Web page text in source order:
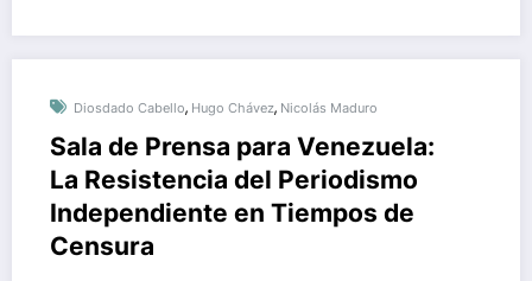
Diosdado Cabello, Hugo Chávez, Nicolás Maduro
Sala de Prensa para Venezuela:
La Resistencia del Periodismo
Independiente en Tiempos de
Censura